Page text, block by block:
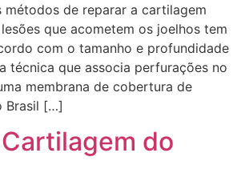
de reparar a cartilagem
que acometem os joelhos tem
com o tamanho e profundidade
técnica que associa perfurações no
membrana de cobertura de
Brasil […]
do